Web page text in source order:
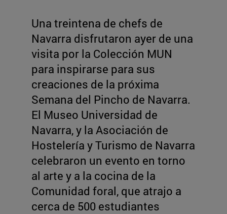
Una treintena de chefs de
Navarra disfrutaron ayer de una
visita por la Colección MUN
para inspirarse para sus
creaciones de la próxima
Semana del Pincho de Navarra.
El Museo Universidad de
Navarra, y la Asociación de
Hostelería y Turismo de Navarra
celebraron un evento en torno
al arte y a la cocina de la
Comunidad foral, que atrajo a
cerca de 500 estudiantes